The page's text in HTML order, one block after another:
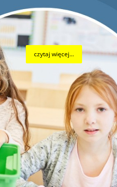
Pożarnych” z
czytaj więcej...
przedłużenia realizacji
indywidualnie
przedłużenia realizacji
indywidualnie
Beneficjenci programu Czyste
Powietrze, którzy od 22